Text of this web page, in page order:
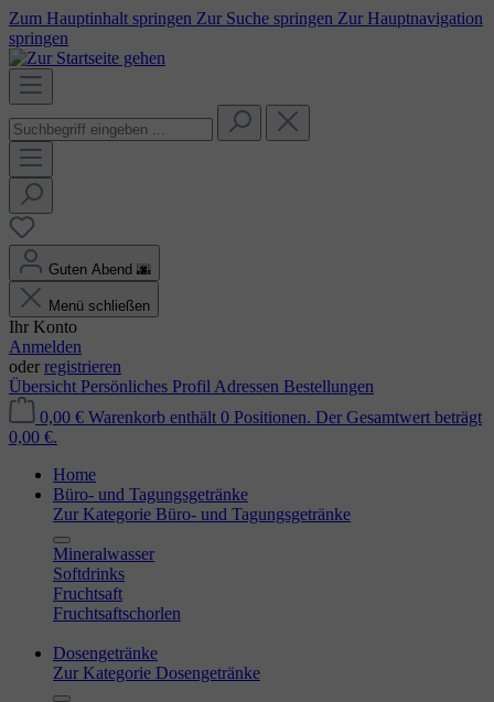
Zum Hauptinhalt springen Zur Suche springen Zur Hauptnavigation
springen
Guten Abend 🌆
Menü schließen
Ihr Konto
Anmelden
oder registrieren
Übersicht Persönliches Profil Adressen Bestellungen
0,00 € Warenkorb enthält 0 Positionen. Der Gesamtwert beträgt
0,00 €.
Home
Büro- und Tagungsgetränke
Zur Kategorie Büro- und Tagungsgetränke
Mineralwasser
Softdrinks
Fruchtsaft
Fruchtsaftschorlen
Dosengetränke
Zur Kategorie Dosengetränke